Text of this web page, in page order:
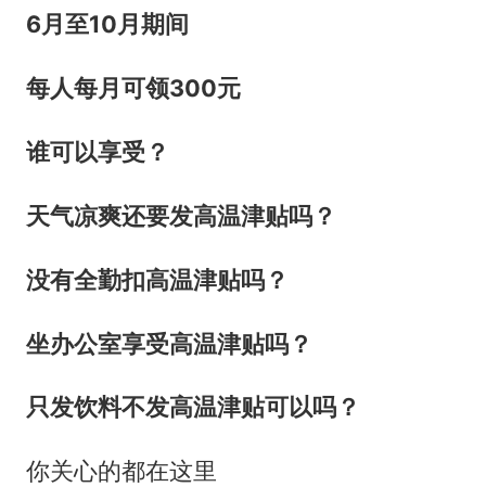
6月至10月期间
每人每月可领300元
谁可以享受？
天气凉爽还要发高温津贴吗？
没有全勤扣高温津贴吗？
坐办公室享受高温津贴吗？
只发饮料不发高温津贴可以吗？
你关心的都在这里